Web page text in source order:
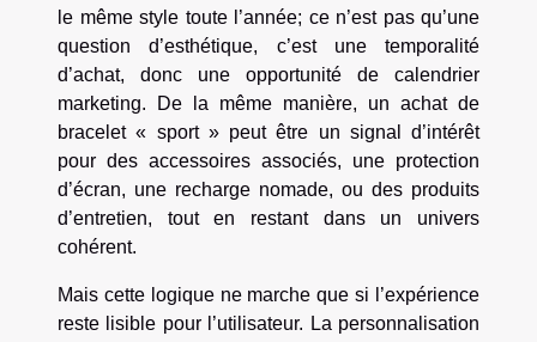
le même style toute l’année; ce n’est pas qu’une
question d’esthétique, c’est une temporalité
d’achat, donc une opportunité de calendrier
marketing. De la même manière, un achat de
bracelet « sport » peut être un signal d’intérêt
pour des accessoires associés, une protection
d’écran, une recharge nomade, ou des produits
d’entretien, tout en restant dans un univers
cohérent.
Mais cette logique ne marche que si l’expérience
reste lisible pour l’utilisateur. La personnalisation